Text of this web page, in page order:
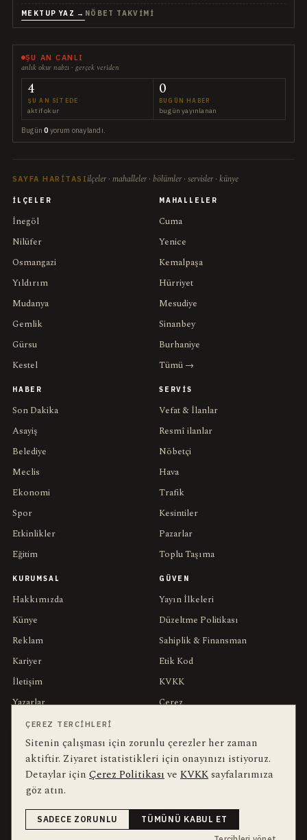
MEKTUP YAZ → NÖBET TAKVIMI
ŞU AN CANLI
anlık okur nabzı · gerçek veriden
4
ŞU AN SITEDE
aktif okur
0
BUGÜN HABER
bugün yayınlanan
Bugün0 yorum onaylandı.
SAYFA HARITASI ilçeler · mahalleler · bölümler · servisler · künye
İLÇELER
İnegöl
Nilüfer
Osmangazi
Yıldırım
Mudanya
Gemlik
Gürsu
Kestel
MAHALLELER
Cuma
Yenice
Kemalpaşa
Hürriyet
Mesudiye
Sinanbey
Burhaniye
Tümü →
HABER
Son Dakika
Asayiş
Belediye
Meclis
Ekonomi
Spor
Etkinlikler
Eğitim
SERVIS
Vefat & İlanlar
Resmî ilanlar
Nöbetçi
Hava
Trafik
Kesintiler
Pazarlar
Toplu Taşıma
KURUMSAL
Hakkımızda
Künye
Reklam
Kariyer
İletişim
Yazarlar
Muhabirler
Editörler
GÜVEN
Yayın İlkeleri
Düzeltme Politikası
Sahiplik & Finansman
Etik Kod
KVKK
Çerez
Kullanım Şartları
YEREL ARANANLAR
İnegöl inegol-belediyesi alper-taban trafik-kazasi
İnegöl Haber
Güncel
Haberler bursa-buyuksehir-belediyesi Bursa
ÇEREZ TERCIHLERI
Sitenin çalışması için zorunlu çerezler her zaman
aktiftir. Ziyaret istatistikleri için onayınızı istiyoruz.
Detaylar için Çerez Politikasıve KVKKsayfalarımıza
göz atın.
SADECE ZORUNLU
TÜMÜNÜ KABUL ET